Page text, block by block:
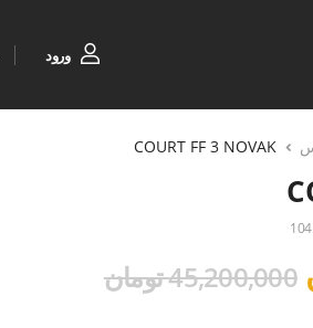
ورود
COURT FF 3 NOVAK
45,200,000 تومان